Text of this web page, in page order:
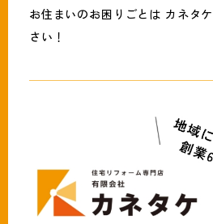
お住まいのお困りごとは カネタ
さい！